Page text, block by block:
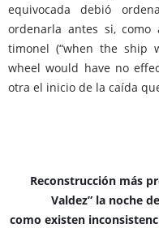
equivocada debió
ordenarla antes si, como
timonel (“when the ship
wheel would have no
otra el inicio de la caída
Reconstrucción más
Valdez” la noche
como existen